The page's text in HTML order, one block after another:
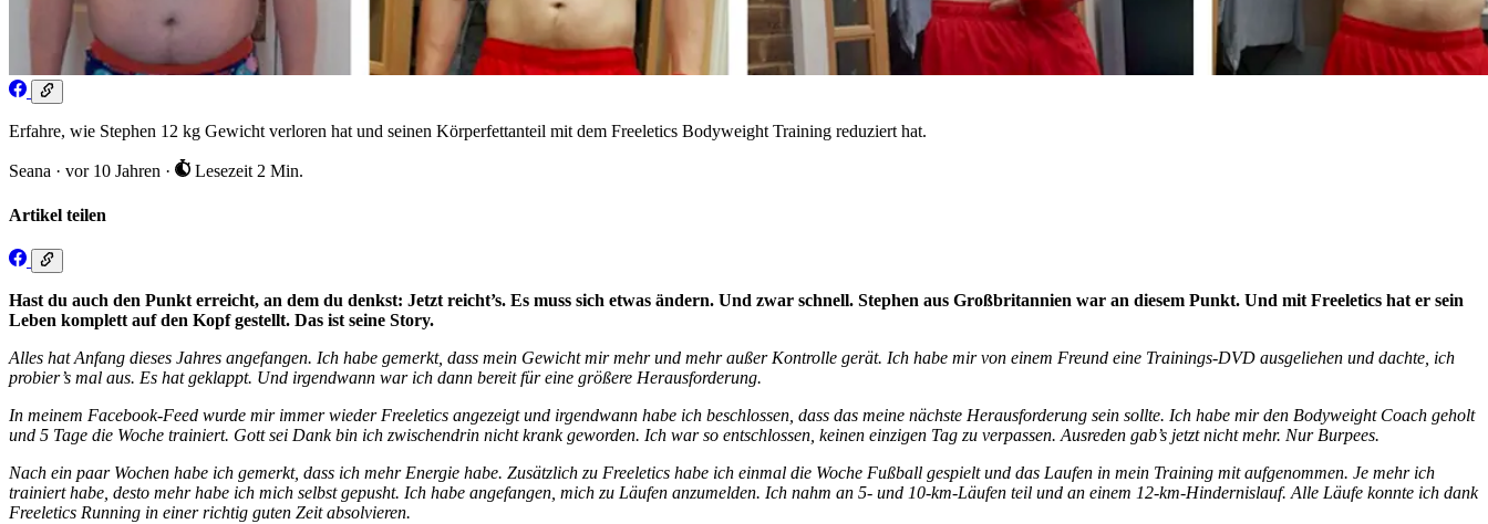
Erfahre, wie Stephen 12 kg Gewicht verloren hat und seinen Körperfettanteil mit dem Freeletics Bodyweight Training reduziert hat.
Seana · vor 10 Jahren · Lesezeit 2 Min.
Artikel teilen
Hast du auch den Punkt erreicht, an dem du denkst: Jetzt reicht’s. Es muss sich etwas ändern. Und zwar schnell. Stephen aus Großbritannien war an diesem Punkt. Und mit Freeletics hat er sein
Leben komplett auf den Kopf gestellt. Das ist seine Story.
Alles hat Anfang dieses Jahres angefangen. Ich habe gemerkt, dass mein Gewicht mir mehr und mehr außer Kontrolle gerät. Ich habe mir von einem Freund eine Trainings-DVD ausgeliehen und dachte, ich
probier’s mal aus. Es hat geklappt. Und irgendwann war ich dann bereit für eine größere Herausforderung.
In meinem Facebook-Feed wurde mir immer wieder Freeletics angezeigt und irgendwann habe ich beschlossen, dass das meine nächste Herausforderung sein sollte. Ich habe mir den Bodyweight Coach geholt
und 5 Tage die Woche trainiert. Gott sei Dank bin ich zwischendrin nicht krank geworden. Ich war so entschlossen, keinen einzigen Tag zu verpassen. Ausreden gab’s jetzt nicht mehr. Nur Burpees.
Nach ein paar Wochen habe ich gemerkt, dass ich mehr Energie habe. Zusätzlich zu Freeletics habe ich einmal die Woche Fußball gespielt und das Laufen in mein Training mit aufgenommen. Je mehr ich
trainiert habe, desto mehr habe ich mich selbst gepusht. Ich habe angefangen, mich zu Läufen anzumelden. Ich nahm an 5- und 10-km-Läufen teil und an einem 12-km-Hindernislauf. Alle Läufe konnte ich dank
Freeletics Running in einer richtig guten Zeit absolvieren.